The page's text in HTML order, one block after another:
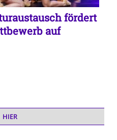
fördert
auf